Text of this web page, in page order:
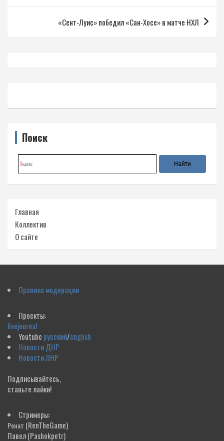
записям
«Сент-Луис» победил «Сан-Хосе» в матче НХЛ
Поиск
Главная
Коллектив
О сайте
Правила модерации
Проекты:
livejournal
Youtube русский/english
Новости ДНР
Новости ЛНР
Подписывайтесь,
ставьте лайки!
Стримеры:
Ренат (RenTheGame)
Павел(Pashokpetr)